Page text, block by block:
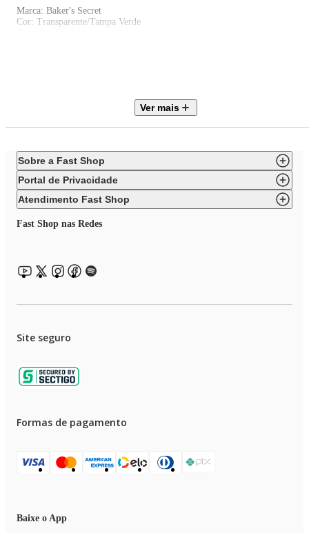
Marca: Baker's Secret
Cor: Transparente/Tampa Verde
utensílios de confeitaria da história americana. Herança de ontem;
tecnologia de amanhã. Os utensílios de confeitaria da mais alta qualidade
indústria de utensílios de confeitaria.
Ver mais
Sobre a Fast Shop
Portal de Privacidade
Atendimento Fast Shop
Fast Shop nas Redes
Site seguro
Formas de pagamento
Baixe o App